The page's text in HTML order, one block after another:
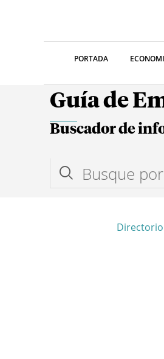
PORTADA
Guía de
Buscador de